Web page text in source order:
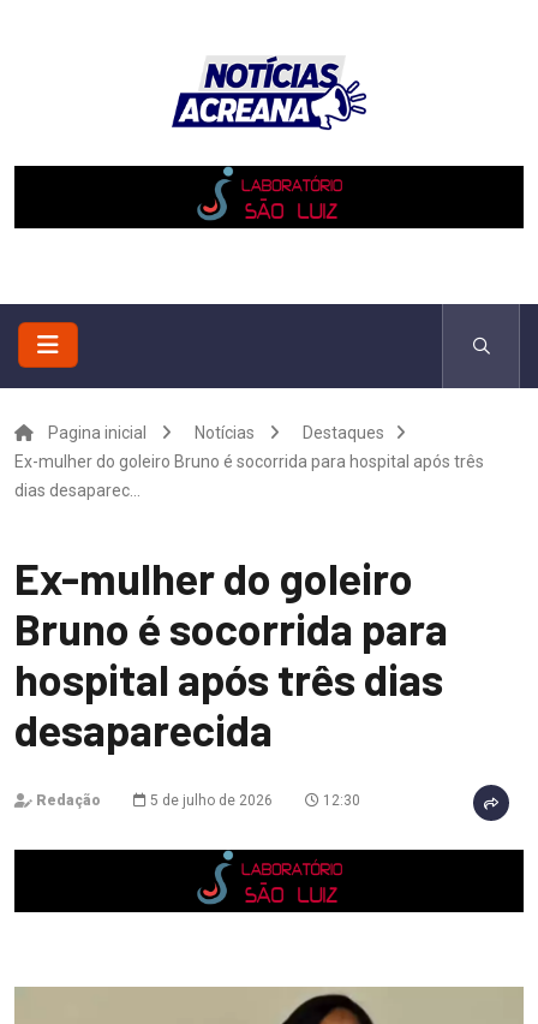
Pagina inicial Notícias
Destaques
Ex-mulher do goleiro Bruno é socorrida para hospital após três
dias desaparec...
Ex-mulher do goleiro
Bruno é socorrida para
hospital após três dias
desaparecida
Redação 5 de julho de 2026 12:30